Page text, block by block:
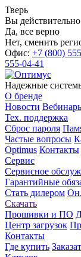
Тверь
Вы
Да, все верно
Нет, сменить
Офис: +7 (800)
555-04-41
Надежные
О бренде
Новости
Тех. поддержка
Сброс пароля
Частые вопросы
Optimus Контакты
Сервис
Сервисное
Гарантийные
Стать дилером
Скачать
Прошивки и ПО
Центр загрузок
Контакты
Где купить